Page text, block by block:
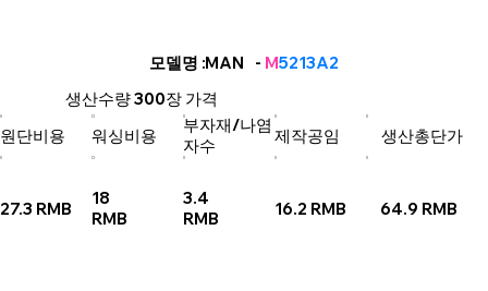
모델명 : - M5213A2
MAN
원단비용 제작공임
워싱비용 생산총단가
부자재/나염
자수
27.3 RMB
18
RMB
3.4
RMB
16.2 RMB 64.9 RMB
생산수량300장 가격